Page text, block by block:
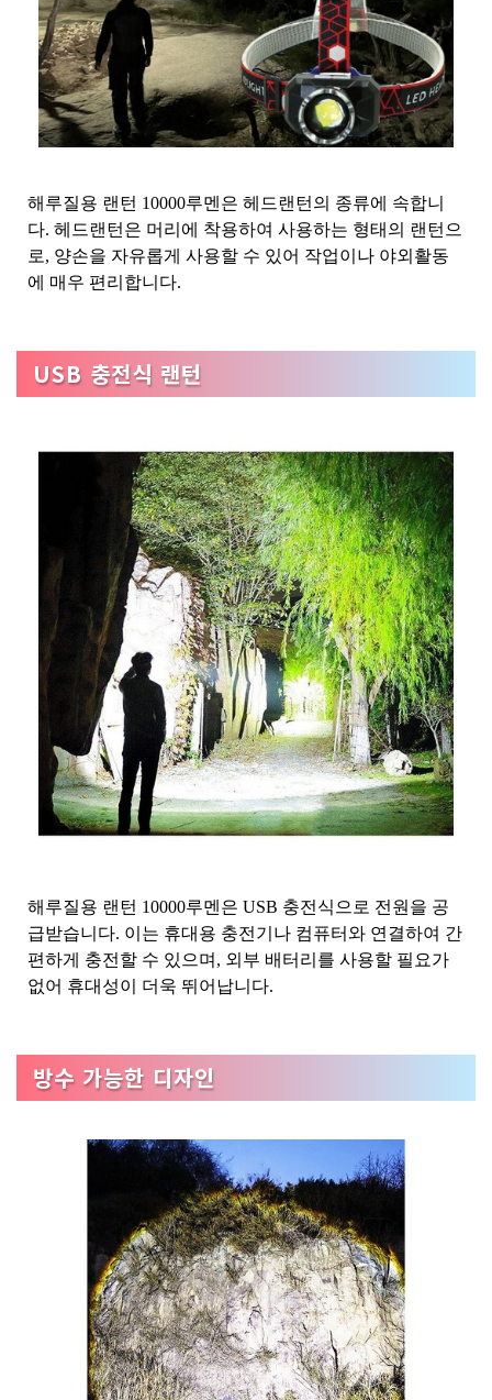
해루질용 랜턴 10000루멘은 헤드랜턴의 종류에 속합니
다. 헤드랜턴은 머리에 착용하여 사용하는 형태의 랜턴으
로, 양손을 자유롭게 사용할 수 있어 작업이나 야외활동
에 매우 편리합니다.
USB 충전식 랜턴
해루질용 랜턴 10000루멘은 USB 충전식으로 전원을 공
급받습니다. 이는 휴대용 충전기나 컴퓨터와 연결하여 간
편하게 충전할 수 있으며, 외부 배터리를 사용할 필요가
없어 휴대성이 더욱 뛰어납니다.
방수 가능한 디자인